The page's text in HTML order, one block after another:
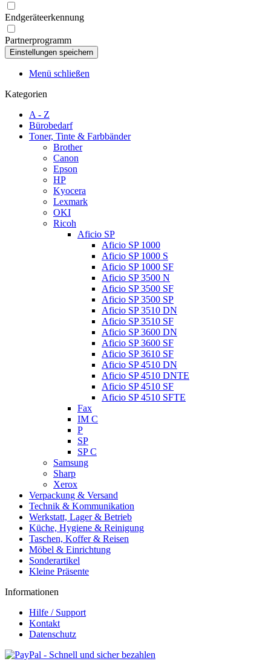
Endgeräteerkennung
Partnerprogramm
Menü schließen
Kategorien
A - Z
Bürobedarf
Toner, Tinte & Farbbänder
Brother
Canon
Epson
HP
Kyocera
Lexmark
OKI
Ricoh
Aficio SP
Aficio SP 1000
Aficio SP 1000 S
Aficio SP 1000 SF
Aficio SP 3500 N
Aficio SP 3500 SF
Aficio SP 3500 SP
Aficio SP 3510 DN
Aficio SP 3510 SF
Aficio SP 3600 DN
Aficio SP 3600 SF
Aficio SP 3610 SF
Aficio SP 4510 DN
Aficio SP 4510 DNTE
Aficio SP 4510 SF
Aficio SP 4510 SFTE
Fax
IM C
P
SP
SP C
Samsung
Sharp
Xerox
Verpackung & Versand
Technik & Kommunikation
Werkstatt, Lager & Betrieb
Küche, Hygiene & Reinigung
Taschen, Koffer & Reisen
Möbel & Einrichtung
Sonderartikel
Kleine Präsente
Informationen
Hilfe / Support
Kontakt
Datenschutz